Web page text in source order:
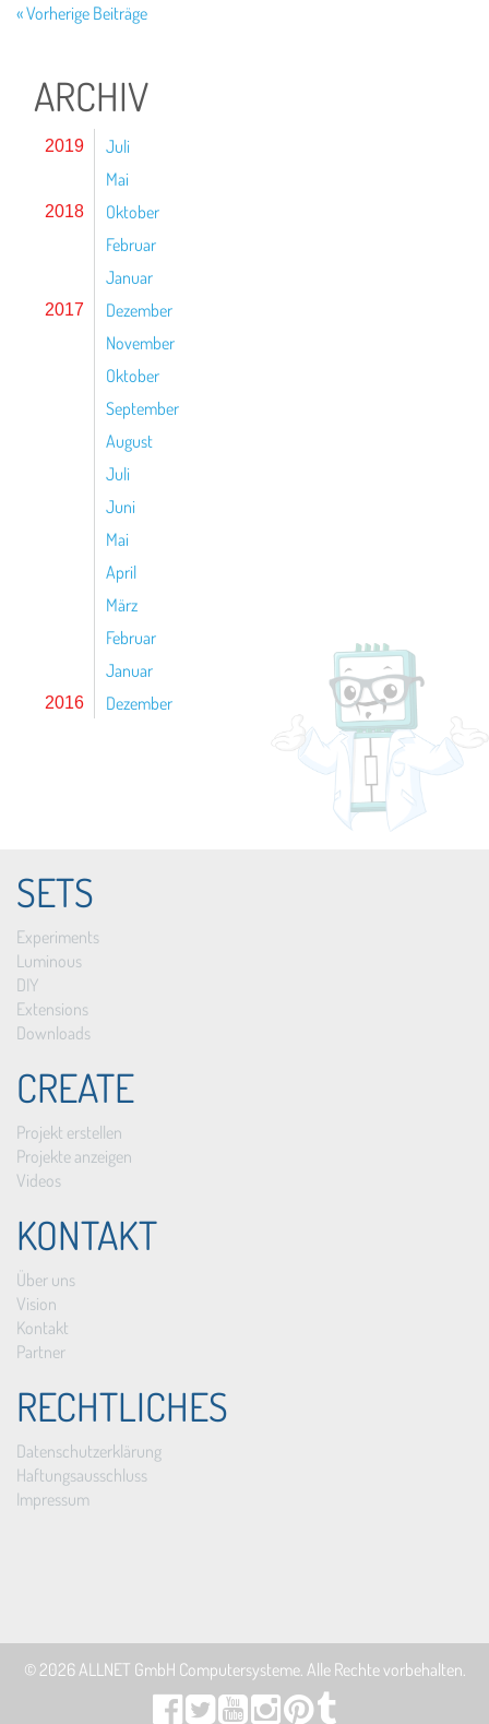
« Vorherige Beiträge
ARCHIV
2019
Juli
Mai
2018
Oktober
Februar
Januar
2017
Dezember
November
Oktober
September
August
Juli
Juni
Mai
April
März
Februar
Januar
2016 Dezember
SETS
Experiments
Luminous
DIY
Extensions
Downloads
CREATE
Projekt erstellen
Projekte anzeigen
Videos
KONTAKT
Über uns
Vision
Kontakt
Partner
RECHTLICHES
Datenschutzerklärung
Haftungsausschluss
Impressum
© 2026ALLNET GmbH Computersysteme. Alle Rechte vorbehalten.